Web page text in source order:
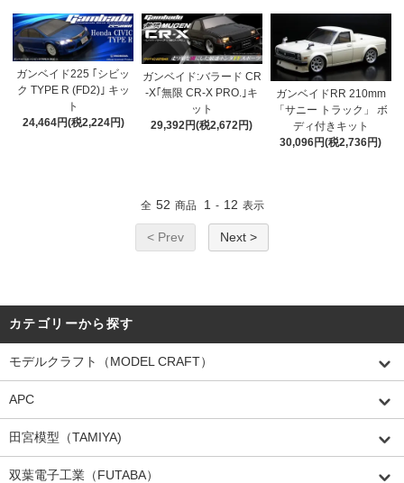
ガンベイド225 ｢シビッ
ク TYPE R (FD2)｣ キッ
ト
24,464円(税2,224円)
ガンベイド:バラード CR
-X｢無限 CR-X PRO.｣キ
ット
29,392円(税2,672円)
ガンベイドRR 210mm
「サニー トラック」 ボ
ディ付きキット
30,096円(税2,736円)
全 52 商品 1 - 12 表示
< Prev Next >
カテゴリーから探す
モデルクラフト（MODEL CRAFT）
APC
田宮模型（TAMIYA)
双葉電子工業（FUTABA）